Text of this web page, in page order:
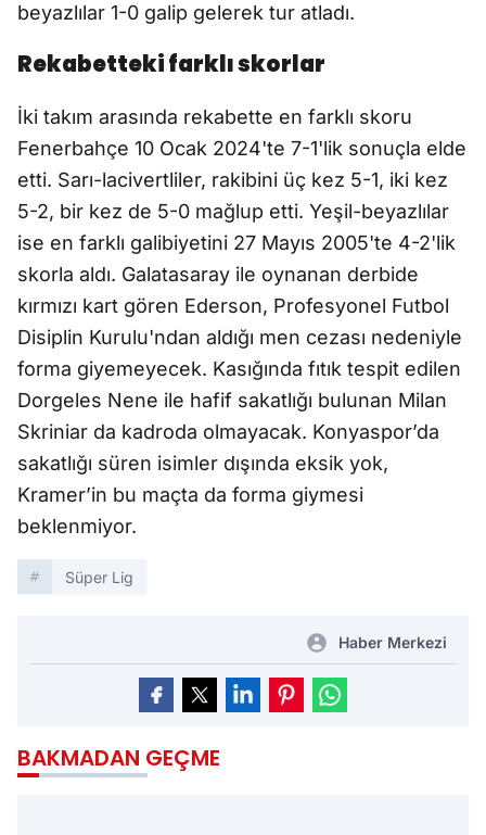
beyazlılar 1-0 galip gelerek tur atladı.
Rekabetteki farklı skorlar
İki takım arasında rekabette en farklı skoru
Fenerbahçe 10 Ocak 2024'te 7-1'lik sonuçla elde
etti. Sarı-lacivertliler, rakibini üç kez 5-1, iki kez
5-2, bir kez de 5-0 mağlup etti. Yeşil-beyazlılar
ise en farklı galibiyetini 27 Mayıs 2005'te 4-2'lik
skorla aldı. Galatasaray ile oynanan derbide
kırmızı kart gören Ederson, Profesyonel Futbol
Disiplin Kurulu'ndan aldığı men cezası nedeniyle
forma giyemeyecek. Kasığında fıtık tespit edilen
Dorgeles Nene ile hafif sakatlığı bulunan Milan
Skriniar da kadroda olmayacak. Konyaspor’da
sakatlığı süren isimler dışında eksik yok,
Kramer’in bu maçta da forma giymesi
beklenmiyor.
Süper Lig
Haber Merkezi
BAKMADAN GEÇME